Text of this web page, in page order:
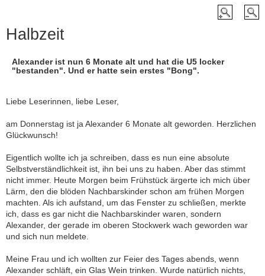
Halbzeit
Alexander ist nun 6 Monate alt und hat die U5 locker
"bestanden". Und er hatte sein erstes "Bong".
Liebe Leserinnen, liebe Leser,
am Donnerstag ist ja Alexander 6 Monate alt geworden. Herzlichen
Glückwunsch!
Eigentlich wollte ich ja schreiben, dass es nun eine absolute
Selbstverständlichkeit ist, ihn bei uns zu haben. Aber das stimmt
nicht immer. Heute Morgen beim Frühstück ärgerte ich mich über
Lärm, den die blöden Nachbarskinder schon am frühen Morgen
machten. Als ich aufstand, um das Fenster zu schließen, merkte
ich, dass es gar nicht die Nachbarskinder waren, sondern
Alexander, der gerade im oberen Stockwerk wach geworden war
und sich nun meldete.
Meine Frau und ich wollten zur Feier des Tages abends, wenn
Alexander schläft, ein Glas Wein trinken. Wurde natürlich nichts,